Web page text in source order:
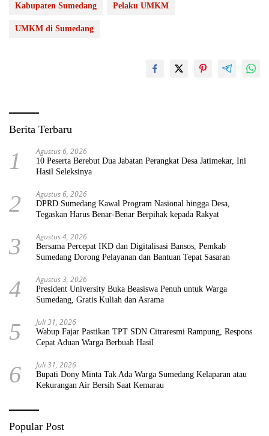
Kabupaten Sumedang Pelaku UMKM
UMKM di Sumedang
Berita Terbaru
1 Agustus 6, 2026
10 Peserta Berebut Dua Jabatan Perangkat Desa Jatimekar, Ini
Hasil Seleksinya
2 Agustus 6, 2026
DPRD Sumedang Kawal Program Nasional hingga Desa,
Tegaskan Harus Benar-Benar Berpihak kepada Rakyat
3 Agustus 4, 2026
Bersama Percepat IKD dan Digitalisasi Bansos, Pemkab
Sumedang Dorong Pelayanan dan Bantuan Tepat Sasaran
4 Agustus 3, 2026
President University Buka Beasiswa Penuh untuk Warga
Sumedang, Gratis Kuliah dan Asrama
5 Juli 31, 2026
Wabup Fajar Pastikan TPT SDN Citraresmi Rampung, Respons
Cepat Aduan Warga Berbuah Hasil
6 Juli 31, 2026
Bupati Dony Minta Tak Ada Warga Sumedang Kelaparan atau
Kekurangan Air Bersih Saat Kemarau
Popular Post